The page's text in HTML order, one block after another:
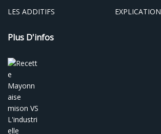
LES ADDITIFS
EXPLICATION
Plus D'infos